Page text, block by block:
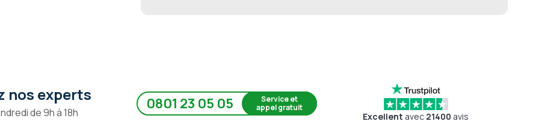
nos experts
de 9h à 18h 0801 23 05 05
Service et
appel gratuit
Excellent avec 21400 avis